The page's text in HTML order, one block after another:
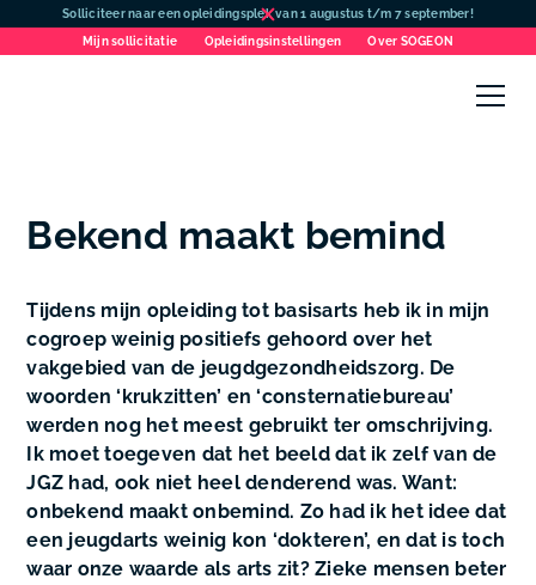
Solliciteer naar een opleidingsplek van 1 augustus t/m 7 september!
Mijn sollicitatie
Opleidingsinstellingen Over SOGEON
Bekend maakt bemind
Tijdens mijn opleiding tot basisarts heb ik in mijn
cogroep weinig positiefs gehoord over het
vakgebied van de jeugdgezondheidszorg. De
woorden ‘krukzitten’ en ‘consternatiebureau’
werden nog het meest gebruikt ter omschrijving.
Ik moet toegeven dat het beeld dat ik zelf van de
JGZ had, ook niet heel denderend was. Want:
onbekend maakt onbemind. Zo had ik het idee dat
een jeugdarts weinig kon ‘dokteren’, en dat is toch
waar onze waarde als arts zit? Zieke mensen beter